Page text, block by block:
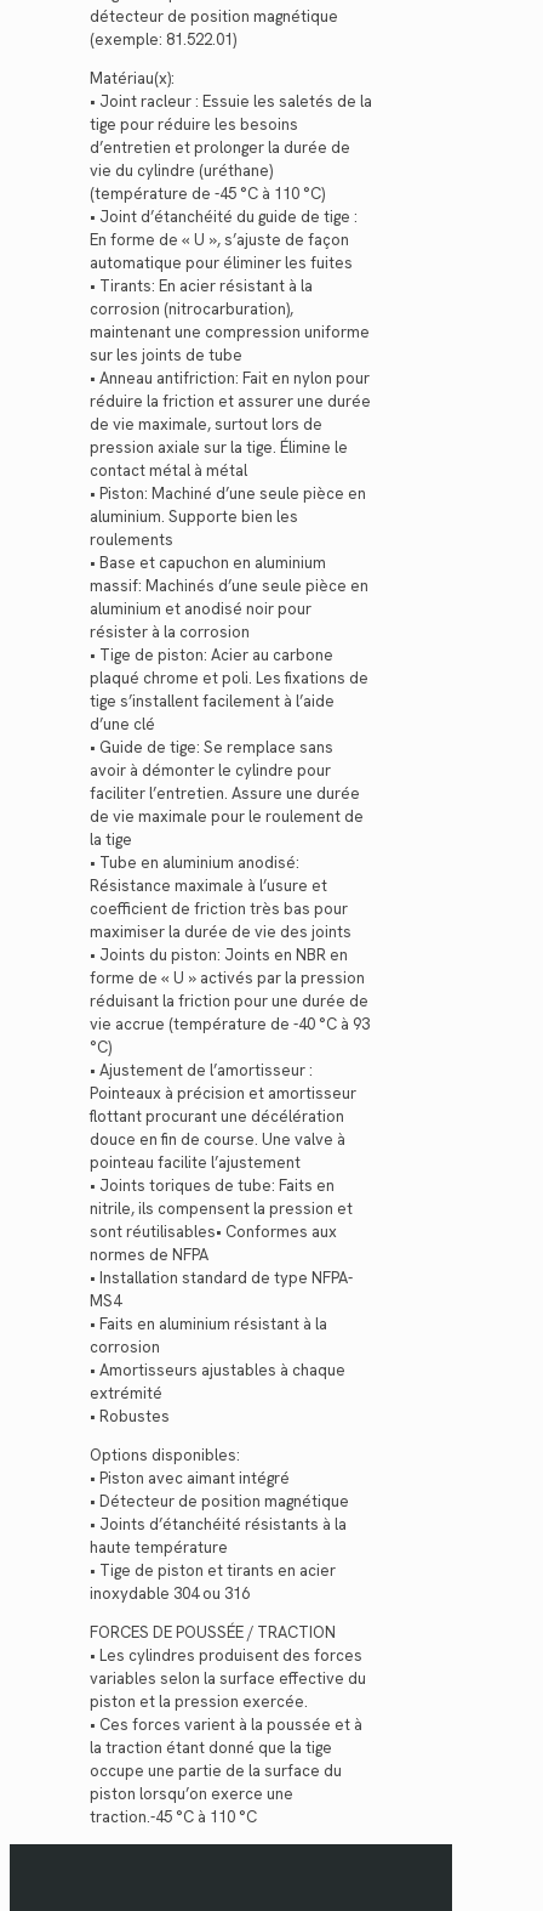
détecteur de position magnétique
(exemple: 81.522.01)
Matériau(x):
• Joint racleur : Essuie les saletés de la
tige pour réduire les besoins
d’entretien et prolonger la durée de
vie du cylindre (uréthane)
(température de -45 °C à 110 °C)
• Joint d’étanchéité du guide de tige :
En forme de « U », s’ajuste de façon
automatique pour éliminer les fuites
• Tirants: En acier résistant à la
corrosion (nitrocarburation),
maintenant une compression uniforme
sur les joints de tube
• Anneau antifriction: Fait en nylon pour
réduire la friction et assurer une durée
de vie maximale, surtout lors de
pression axiale sur la tige. Élimine le
contact métal à métal
• Piston: Machiné d’une seule pièce en
aluminium. Supporte bien les
roulements
• Base et capuchon en aluminium
massif: Machinés d’une seule pièce en
aluminium et anodisé noir pour
résister à la corrosion
• Tige de piston: Acier au carbone
plaqué chrome et poli. Les fixations de
tige s’installent facilement à l’aide
d’une clé
• Guide de tige: Se remplace sans
avoir à démonter le cylindre pour
faciliter l’entretien. Assure une durée
de vie maximale pour le roulement de
la tige
• Tube en aluminium anodisé:
Résistance maximale à l’usure et
coefficient de friction très bas pour
maximiser la durée de vie des joints
• Joints du piston: Joints en NBR en
forme de « U » activés par la pression
réduisant la friction pour une durée de
vie accrue (température de -40 °C à 93
°C)
• Ajustement de l’amortisseur :
Pointeaux à précision et amortisseur
flottant procurant une décélération
douce en fin de course. Une valve à
pointeau facilite l’ajustement
• Joints toriques de tube: Faits en
nitrile, ils compensent la pression et
sont réutilisables• Conformes aux
normes de NFPA
• Installation standard de type NFPA-
MS4
• Faits en aluminium résistant à la
corrosion
• Amortisseurs ajustables à chaque
extrémité
• Robustes
Options disponibles:
• Piston avec aimant intégré
• Détecteur de position magnétique
• Joints d’étanchéité résistants à la
haute température
• Tige de piston et tirants en acier
inoxydable 304 ou 316
FORCES DE POUSSÉE / TRACTION
• Les cylindres produisent des forces
variables selon la surface effective du
piston et la pression exercée.
• Ces forces varient à la poussée et à
la traction étant donné que la tige
occupe une partie de la surface du
piston lorsqu’on exerce une
traction.-45 °C à 110 °C